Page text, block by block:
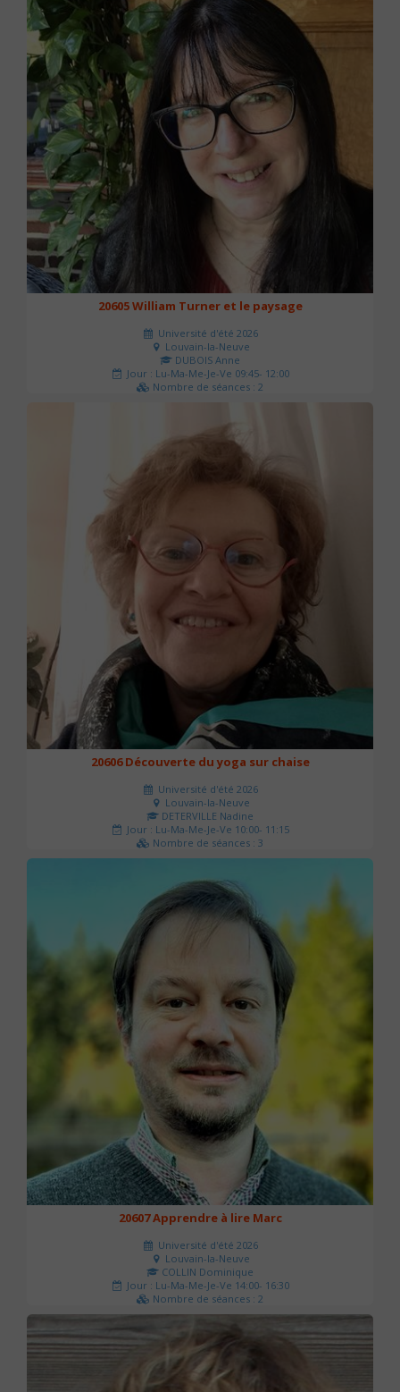
20605 William Turner et le paysage
Université d'été 2026
Louvain-la-Neuve
DUBOIS Anne
Jour : Lu-Ma-Me-Je-Ve 09:45- 12:00
Nombre de séances : 2
20606 Découverte du yoga sur chaise
Université d'été 2026
Louvain-la-Neuve
DETERVILLE Nadine
Jour : Lu-Ma-Me-Je-Ve 10:00- 11:15
Nombre de séances : 3
30 €
20607 Apprendre à lire Marc
Université d'été 2026
Louvain-la-Neuve
COLLIN Dominique
Jour : Lu-Ma-Me-Je-Ve 14:00- 16:30
Nombre de séances : 2
51 €